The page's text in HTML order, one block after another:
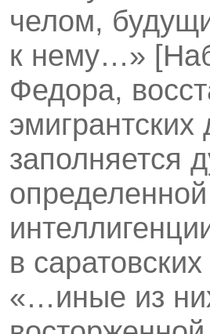
челом,
к нему…»
Федора,
заполняется
в
«…иные из